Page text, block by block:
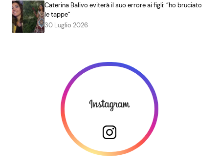
Caterina Balivo eviterà il suo errore ai figli: “ho bruciato
le tappe”
30 Luglio 2026